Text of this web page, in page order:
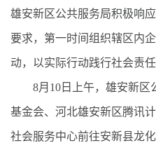
雄安新区公共服务局积极响
要求，第一时间组织辖区内
动，以实际行动践行社会责任
8月10日上午，雄安新区
基金会、河北雄安新区腾讯
社会服务中心前往安新县龙